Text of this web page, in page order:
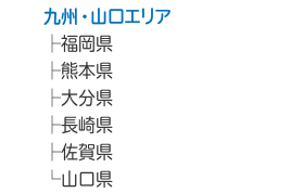
九州・山口エリア
福岡県
熊本県
大分県
長崎県
佐賀県
山口県